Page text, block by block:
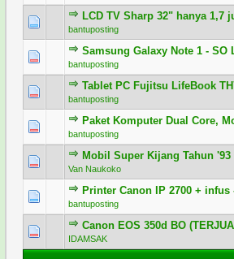
LCD TV Sharp 32" hanya 1,7
bantuposting
Samsung Galaxy Note 1 - SO
bantuposting
Tablet PC Fujitsu LifeBook
bantuposting
Paket Komputer Dual Core,
bantuposting
Mobil Super Kijang Tahun '93
Van Naukoko
Printer Canon IP 2700 + infus
bantuposting
Canon EOS 350d BO
IDAMSAK